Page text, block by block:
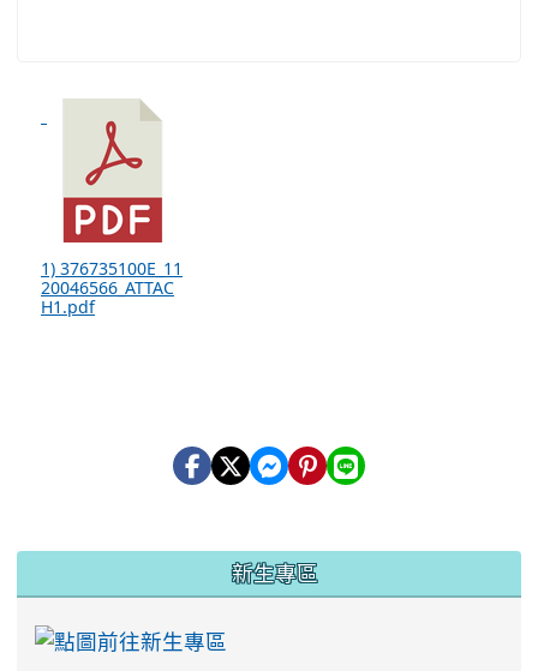
1) 376735100E_11
20046566_ATTAC
H1.pdf
新生專區